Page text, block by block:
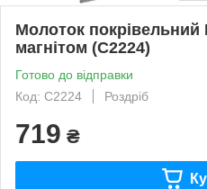
Молоток покрівельний
магнітом (C2224)
Готово до відправки
Код: C2224
Роздріб
719 ₴